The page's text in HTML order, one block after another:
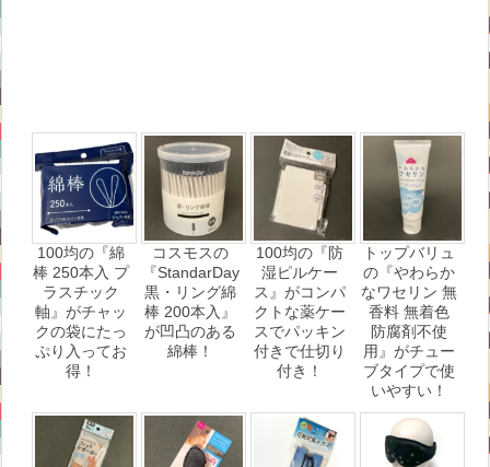
100均の『綿
棒 250本入 プ
ラスチック
軸』がチャッ
クの袋にたっ
ぷり入ってお
得！
コスモスの
『StandarDay
黒・リング綿
棒 200本入』
が凹凸のある
綿棒！
100均の『防
湿ピルケー
ス』がコンパ
クトな薬ケー
スでパッキン
付きで仕切り
付き！
トップバリュ
の『やわらか
なワセリン 無
香料 無着色
防腐剤不使
用』がチュー
ブタイプで使
いやすい！